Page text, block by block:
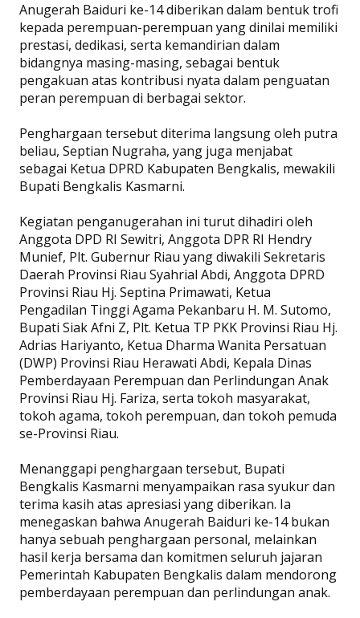
Anugerah Baiduri ke-14 diberikan dalam bentuk trofi
kepada perempuan-perempuan yang dinilai memiliki
prestasi, dedikasi, serta kemandirian dalam
bidangnya masing-masing, sebagai bentuk
pengakuan atas kontribusi nyata dalam penguatan
peran perempuan di berbagai sektor.
Penghargaan tersebut diterima langsung oleh putra
beliau, Septian Nugraha, yang juga menjabat
sebagai Ketua DPRD Kabupaten Bengkalis, mewakili
Bupati Bengkalis Kasmarni.
Kegiatan penganugerahan ini turut dihadiri oleh
Anggota DPD RI Sewitri, Anggota DPR RI Hendry
Munief, Plt. Gubernur Riau yang diwakili Sekretaris
Daerah Provinsi Riau Syahrial Abdi, Anggota DPRD
Provinsi Riau Hj. Septina Primawati, Ketua
Pengadilan Tinggi Agama Pekanbaru H. M. Sutomo,
Bupati Siak Afni Z, Plt. Ketua TP PKK Provinsi Riau Hj.
Adrias Hariyanto, Ketua Dharma Wanita Persatuan
(DWP) Provinsi Riau Herawati Abdi, Kepala Dinas
Pemberdayaan Perempuan dan Perlindungan Anak
Provinsi Riau Hj. Fariza, serta tokoh masyarakat,
tokoh agama, tokoh perempuan, dan tokoh pemuda
se-Provinsi Riau.
Menanggapi penghargaan tersebut, Bupati
Bengkalis Kasmarni menyampaikan rasa syukur dan
terima kasih atas apresiasi yang diberikan. Ia
menegaskan bahwa Anugerah Baiduri ke-14 bukan
hanya sebuah penghargaan personal, melainkan
hasil kerja bersama dan komitmen seluruh jajaran
Pemerintah Kabupaten Bengkalis dalam mendorong
pemberdayaan perempuan dan perlindungan anak.